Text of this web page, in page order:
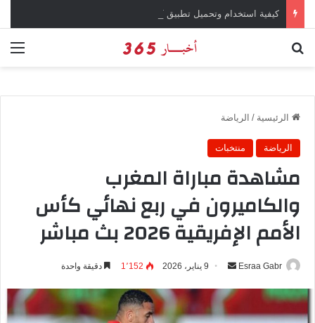
الرئيسية / الرياضة
الرياضة منتخبات
مشاهدة مباراة المغرب
والكاميرون في ربع نهائي كأس
الأمم الإفريقية 2026 بث مباشر
Esraa Gabr
س
ل
9 يناير، 2026 1٬152 دقيقة واحدة